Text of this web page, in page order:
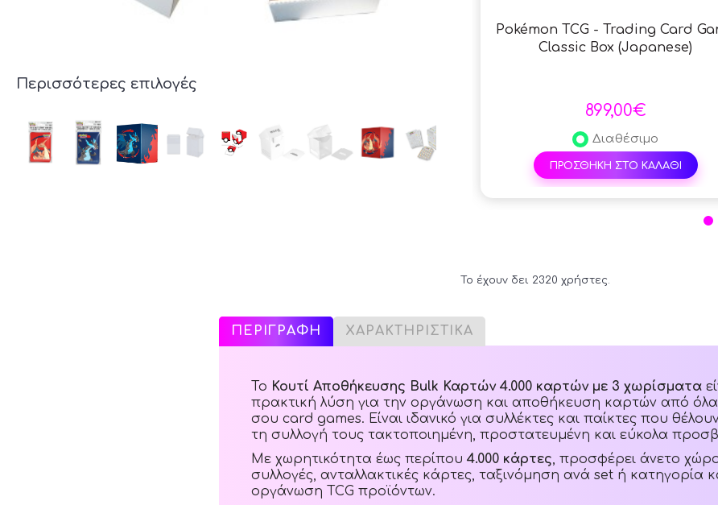
Περισσότερες επιλογές
Το έχουν δει 2320 χρήστες.
Pokémon TCG - Trading Card
Classic Box (Japanese)
899,00€
Διαθέσιμο
ΠΡΟΣΘΗΚΗ ΣΤΟ ΚΑΛΑΘΙ
ΠΕΡΙΓΡΑΦΗ ΧΑΡΑΚΤΗΡΙΣΤΙΚΑ
Το Κουτί Αποθήκευσης Bulk Καρτών 4.000 καρτών με 3 χωρίσματα
πρακτική λύση για την οργάνωση και αποθήκευση καρτών από
σου card games. Είναι ιδανικό για συλλέκτες και παίκτες που
τη συλλογή τους τακτοποιημένη, προστατευμένη και εύκολα
Με χωρητικότητα έως περίπου4.000 κάρτες, προσφέρει άνετο
συλλογές, ανταλλακτικές κάρτες, ταξινόμηση ανά set ή κατηγορία
οργάνωση TCG προϊόντων.